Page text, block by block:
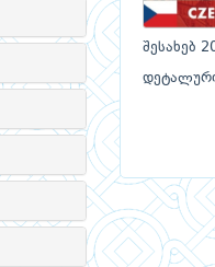
შესახებ